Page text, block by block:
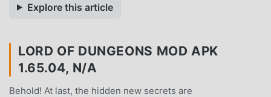
Explore this article
LORD OF DUNGEONS MOD APK
1.65.04, N/A
Behold! At last, the hidden new secrets are